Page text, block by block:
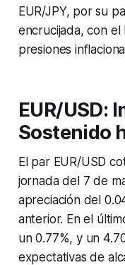
EUR/JPY, por su
encrucijada, con
presiones
EUR/USD:
Sostenido
El par EUR/USD
jornada del 7 de
apreciación del
anterior. En el
un 0.77%, y un
expectativas de